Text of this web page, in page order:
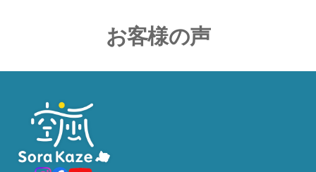
お客様の声